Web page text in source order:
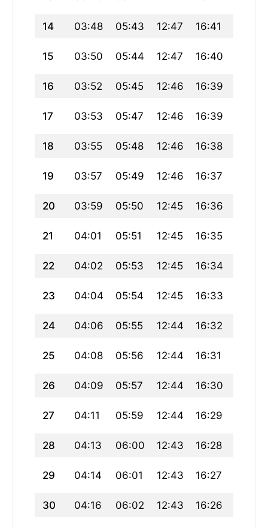
14 03:48 05:43 12:47 16:41
15 03:50 05:44 12:47 16:40
16 03:52 05:45 12:46 16:39
17 03:53 05:47 12:46 16:39
18 03:55 05:48 12:46 16:38
19 03:57 05:49 12:46 16:37
20 03:59 05:50 12:45 16:36
21 04:01 05:51 12:45 16:35
22 04:02 05:53 12:45 16:34
23 04:04 05:54 12:45 16:33
24 04:06 05:55 12:44 16:32
25 04:08 05:56 12:44 16:31
26 04:09 05:57 12:44 16:30
27 04:11 05:59 12:44 16:29
28 04:13 06:00 12:43 16:28
29 04:14 06:01 12:43 16:27
30 04:16 06:02 12:43 16:26